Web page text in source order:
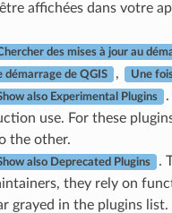
affichées dans votre
des mises à jour au
démarrage de QGIS , Une
also Experimental Plugins
use. For these
the other.
also Deprecated Plugins
.
they rely on
grayed in the plugins list.